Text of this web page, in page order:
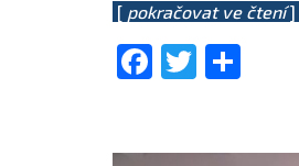
[ pokračovat ve čtení]
Facebook
Twitter